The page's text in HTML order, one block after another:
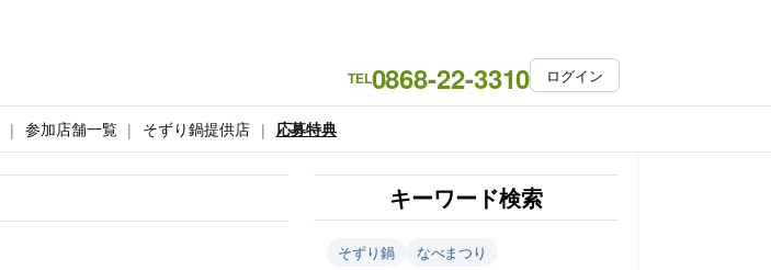
TEL0868-22-3310 ログイン
参加店舗一覧 そずり鍋提供店 応募特典
キーワード検索
そずり鍋
なべまつり